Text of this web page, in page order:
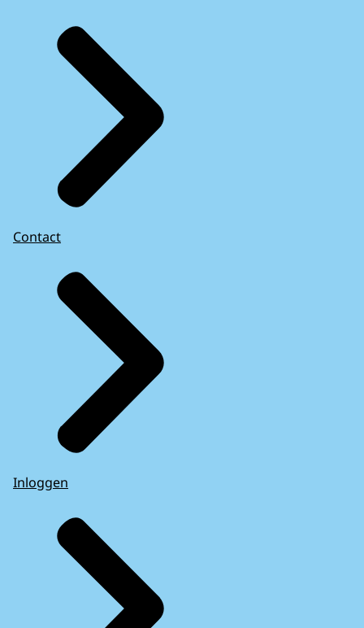
Contact
Inloggen